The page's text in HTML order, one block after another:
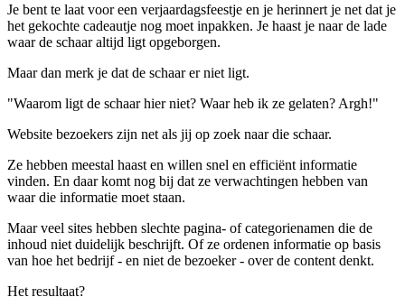
Je bent te laat voor een verjaardagsfeestje en je herinnert je net dat je
het gekochte cadeautje nog moet inpakken. Je haast je naar de lade
waar de schaar altijd ligt opgeborgen.
Maar dan merk je dat de schaar er niet ligt.
"Waarom ligt de schaar hier niet? Waar heb ik ze gelaten? Argh!"
Website bezoekers zijn net als jij op zoek naar die schaar.
Ze hebben meestal haast en willen snel en efficiënt informatie
vinden. En daar komt nog bij dat ze verwachtingen hebben van
waar die informatie moet staan.
Maar veel sites hebben slechte pagina- of categorienamen die de
inhoud niet duidelijk beschrijft. Of ze ordenen informatie op basis
van hoe het bedrijf - en niet de bezoeker - over de content denkt.
Het resultaat?